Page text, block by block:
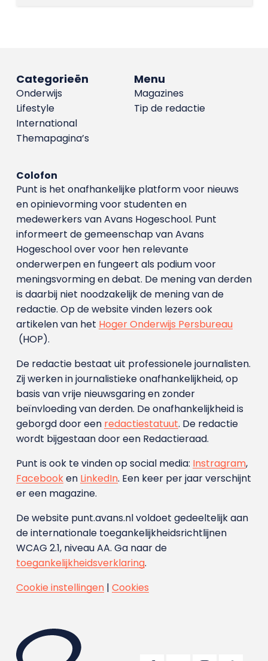
Menu
Magazines
Tip de redactie
Categorieën
Onderwijs
Lifestyle
International
Themapagina’s
Colofon
Punt is het onafhankelijke platform voor nieuws
en opinievorming voor studenten en
medewerkers van Avans Hoge­school. Punt
informeert de gemeenschap van Avans
Hogeschool over voor hen relevante
onderwerpen en fungeert als podium voor
meningsvorming en debat. De mening van derden
is daarbij niet noodzakelijk de mening van de
redactie. Op de website vinden lezers ook
artikelen van het Hoger Onderwijs Persbureau
(HOP).
De redactie bestaat uit professionele journalisten.
Zij werken in journalistieke onafhankelijkheid, op
basis van vrije nieuwsgaring en zonder
beïnvloeding van derden. De onafhankelijkheid is
geborgd door een redactiestatuut. De redactie
wordt bijgestaan door een Redactieraad.
Punt is ook te vinden op social media: Instragram,
Facebooken LinkedIn. Een keer per jaar verschijnt
er een magazine.
De website punt.avans.nl voldoet gedeeltelijk aan
de internationale toegankelijkheidsrichtlijnen
WCAG 2.1, niveau AA. Ga naar de
toegankelijkheidsverklaring.
Cookie instellingen| Cookies